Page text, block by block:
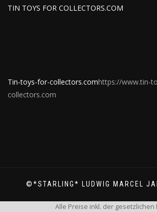
TIN TOYS FOR COLLECTORS.COM
Tin-toys-for-collectors.comhttps://www.tin-
collectors.com
©*STARLING* LUDWIG MARCEL
Alle Preise inkl. der gesetzlichen